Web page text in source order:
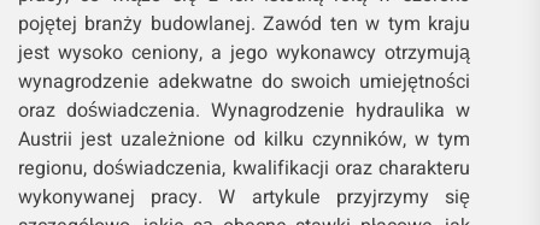
pojętej branży budowlanej. Zawód ten w tym kraju
jest wysoko ceniony, a jego wykonawcy otrzymują
wynagrodzenie adekwatne do swoich umiejętności
oraz doświadczenia. Wynagrodzenie hydraulika w
Austrii jest uzależnione od kilku czynników, w tym
regionu, doświadczenia, kwalifikacji oraz charakteru
wykonywanej pracy. W artykule przyjrzymy się